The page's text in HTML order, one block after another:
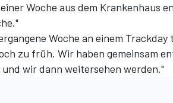
Woche aus dem Krankenhaus
Woche an einem
zu früh. Wir haben gemeinsam
wir dann weitersehen werden."